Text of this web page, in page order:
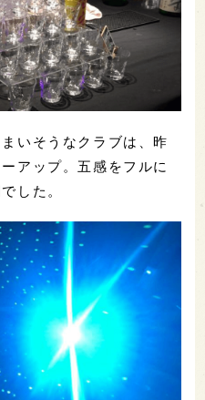
いそうなクラブは、昨
アップ。五感をフルに
した。